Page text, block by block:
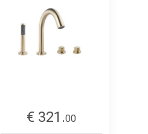
€ 321.00